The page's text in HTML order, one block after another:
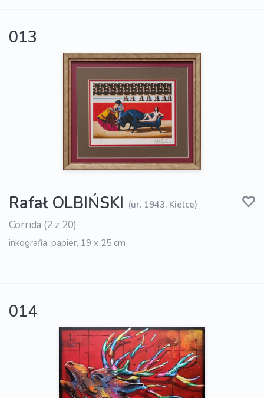
013
Rafał OLBIŃSKI (ur. 1943, Kielce)
Corrida (2 z 20)
inkografia, papier, 19 x 25 cm
014